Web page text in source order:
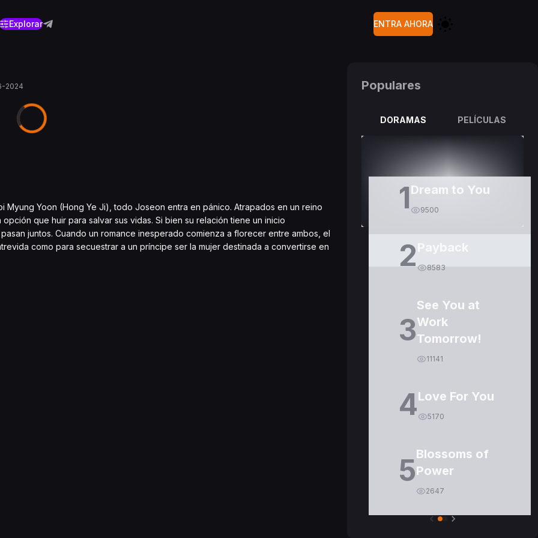
Explorar ENTRA AHORA
2024
Yoon (Hong Ye Ji), todo Joseon entra en pánico. Atrapados en un reino
que huir para salvar sus vidas. Si bien su relación tiene un inicio
juntos. Cuando un romance inesperado comienza a florecer entre ambos, el
como para secuestrar a un príncipe ser la mujer destinada a convertirse en
Populares
DORAMAS PELÍCULAS
1Dream to You
9500
2Payback
8583
3
See You at
Work
Tomorrow!
11141
4Love For You
5170
5Blossoms of
Power
2647